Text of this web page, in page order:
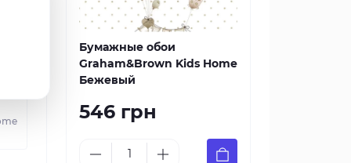
Бумажные обои
Graham&Brown Kids Home
Бежевый
546 грн